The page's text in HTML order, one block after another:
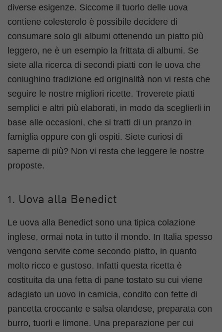
diverse esigenze. Siccome il tuorlo delle uova
contiene colesterolo è possibile decidere di
consumare solo gli albumi ottenendo un piatto più
leggero, ne è un esempio la frittata di albumi. Se
siete alla ricerca di secondi piatti con le uova che
coniughino tradizione ed originalità non vi resta che
seguire le nostre migliori ricette. Troverete piatti
semplici e altri più elaborati, in modo da sceglierli in
base alle occasioni, che si tratti di un pranzo in
famiglia oppure con gli ospiti. Siete curiosi di
saperne di più? Non vi resta che leggere le nostre
proposte.
1. Uova alla Benedict
Le uova alla Benedict sono una tipica colazione
inglese, ormai nota in tutto il mondo. In Italia spesso
vengono servite come secondo piatto, in quanto
molto ricco e gustoso. Infatti questa ricetta è
costituita da una fetta di pane tostato su cui viene
adagiato un uovo in camicia, condito con fette di
pancetta croccante e salsa olandese, preparata con
burro, tuorli e limone. Una preparazione per cui